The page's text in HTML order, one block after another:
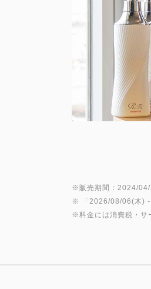
※販売期間：2024/
※ 「 2026/08/06(木)
※料金には消費税・サ